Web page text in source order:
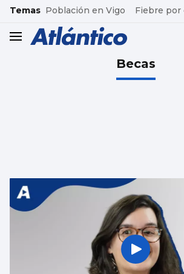
common.go-to-content
Temas Población en Vigo Fiebre por
header.menu.open
Becas